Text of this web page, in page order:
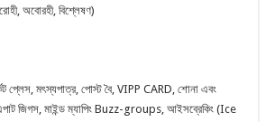
অবোরহী, বিশ্লেষণ)
প্লেস, মৎস্যপাত্র, পোস্ট বৈ, VIPP CARD, শোনা এবং
জিগস, মাইন্ড ম্যাপিং Buzz-groups, আইসব্রেকিং (Ice